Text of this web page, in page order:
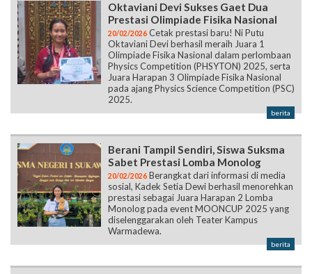
Oktaviani Devi Sukses Gaet Dua
Prestasi Olimpiade Fisika Nasional
20/02/2026 Cetak prestasi baru! Ni Putu
Oktaviani Devi berhasil meraih Juara 1
Olimpiade Fisika Nasional dalam perlombaan
Physics Competition (PHSYTON) 2025, serta
Juara Harapan 3 Olimpiade Fisika Nasional
pada ajang Physics Science Competition (PSC)
2025.
berita
Berani Tampil Sendiri, Siswa Suksma
Sabet Prestasi Lomba Monolog
20/02/2026 Berangkat dari informasi di media
sosial, Kadek Setia Dewi berhasil menorehkan
prestasi sebagai Juara Harapan 2 Lomba
Monolog pada event MOONCUP 2025 yang
diselenggarakan oleh Teater Kampus
Warmadewa.
berita